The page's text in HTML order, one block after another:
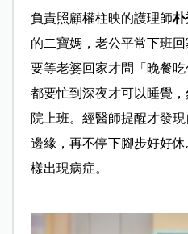
負責照顧權柱映的護理師朴
的二寶媽，老公平常下班
要等老婆回家才問「晚餐
都要忙到深夜才可以睡覺
院上班。經醫師提醒才發
邊緣，再不停下腳步好好
樣出現病症。